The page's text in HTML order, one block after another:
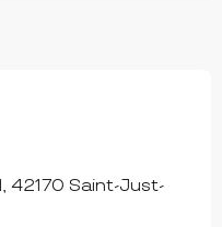
42170 Saint-Just-